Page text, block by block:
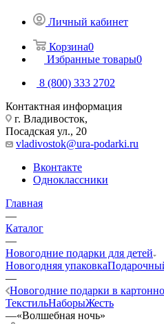
Личный кабинет
Корзина0
Избранные товары0
8 (800) 333 2702
Контактная информация
г. Владивосток,
Посадская ул., 20
vladivostok@ura-podarki.ru
Вконтакте
Одноклассники
Главная
—
Каталог
—
Новогодние подарки для детей
Новогодняя упаковка
—
Новогодние подарки в
ТекстильНаборыЖесть
—«Волшебная ночь»